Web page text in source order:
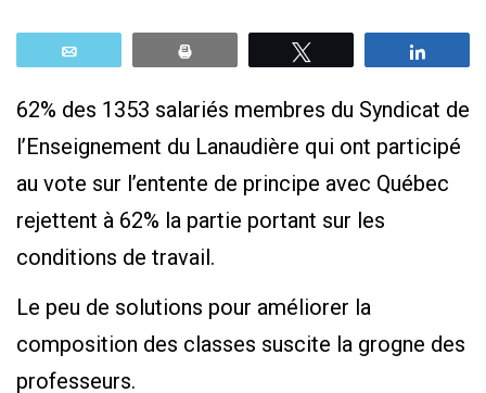
62% des 1353 salariés membres du Syndicat de
l’Enseignement du Lanaudière qui ont participé
au vote sur l’entente de principe avec Québec
rejettent à 62% la partie portant sur les
conditions de travail.
Le peu de solutions pour améliorer la
composition des classes suscite la grogne des
professeurs.